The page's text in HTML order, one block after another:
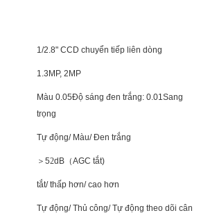
1/2.8" CCD chuyển tiếp liên dòng
1.3MP, 2MP
Màu 0.05Độ sáng đen trắng: 0.01Sang
trọng
Tự động/ Màu/ Đen trắng
＞ 52dB （AGC tắt)
tắt/ thấp hơn/ cao hơn
Tự động/ Thủ công/ Tự động theo dõi cân